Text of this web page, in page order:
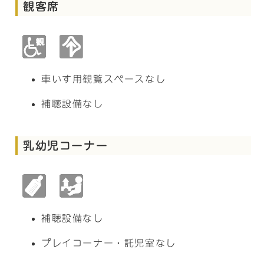
観客席
車いす用観覧スペースなし
補聴設備なし
乳幼児コーナー
補聴設備なし
プレイコーナー・託児室なし